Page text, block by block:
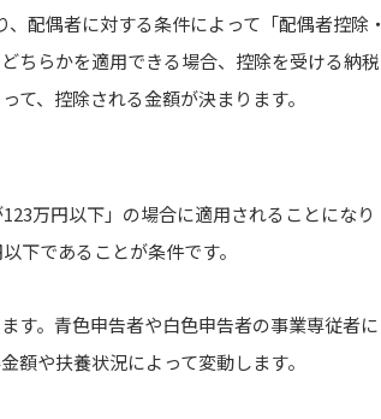
配偶者に対する条件によって「配偶者控除・
ちらかを適用できる場合、控除を受ける納税
、控除される金額が決まります。
万円以下」の場合に適用されることになり
下であることが条件です。
す。青色申告者や白色申告者の事業専従者に
や扶養状況によって変動します。